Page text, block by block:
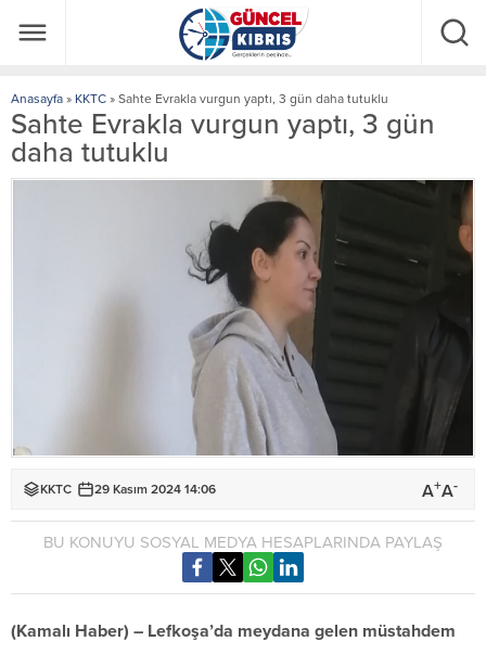
Anasayfa » KKTC » Sahte Evrakla vurgun yaptı, 3 gün daha tutuklu
Sahte Evrakla vurgun yaptı, 3 gün
daha tutuklu
KKTC 29 Kasım 2024 14:06 A+A-
BU KONUYU SOSYAL MEDYA HESAPLARINDA PAYLAŞ
(Kamalı Haber) – Lefkoşa’da meydana gelen müstahdem